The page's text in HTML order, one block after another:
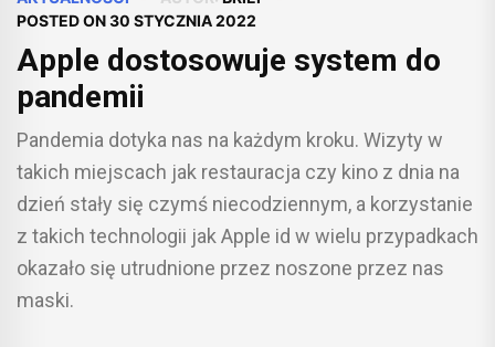
POSTED ON30 STYCZNIA 2022
Apple dostosowuje system do
pandemii
Pandemia dotyka nas na każdym kroku. Wizyty w
takich miejscach jak restauracja czy kino z dnia na
dzień stały się czymś niecodziennym, a korzystanie
z takich technologii jak Apple id w wielu przypadkach
okazało się utrudnione przez noszone przez nas
maski.